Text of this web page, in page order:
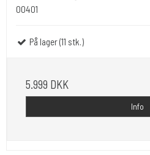
00401
På lager (11 stk.)
5.999 DKK
Info